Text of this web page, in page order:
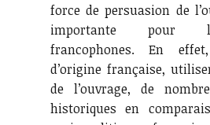
force de persuasion de
importante pour
francophones. En
d’origine française,
de l’ouvrage, de
historiques en